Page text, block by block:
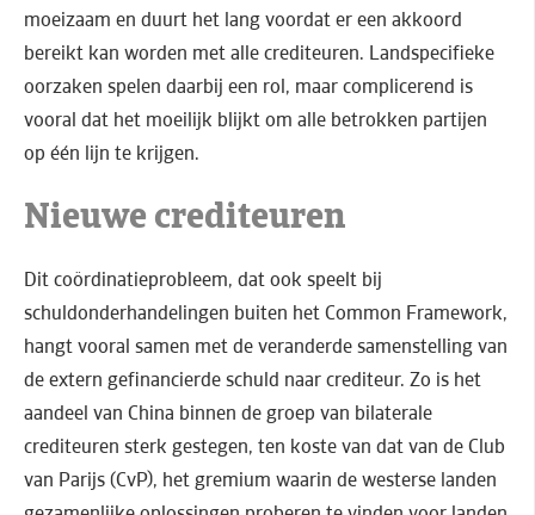
moeizaam en duurt het lang voordat er een akkoord
bereikt kan worden met alle crediteuren. Landspecifieke
oorzaken spelen daarbij een rol, maar complicerend is
vooral dat het moeilijk blijkt om alle betrokken partijen
op één lijn te krijgen.
Nieuwe crediteuren
Dit coördinatieprobleem, dat ook speelt bij
schuldonderhandelingen buiten het Common Framework,
hangt vooral samen met de veranderde samenstelling van
de extern gefinancierde schuld naar crediteur. Zo is het
aandeel van China binnen de groep van bilaterale
crediteuren sterk gestegen, ten koste van dat van de Club
van Parijs (CvP), het gremium waarin de westerse landen